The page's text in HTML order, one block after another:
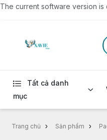
The current software version is
Tất cả danh
mục
Trang chủ Sản phẩm